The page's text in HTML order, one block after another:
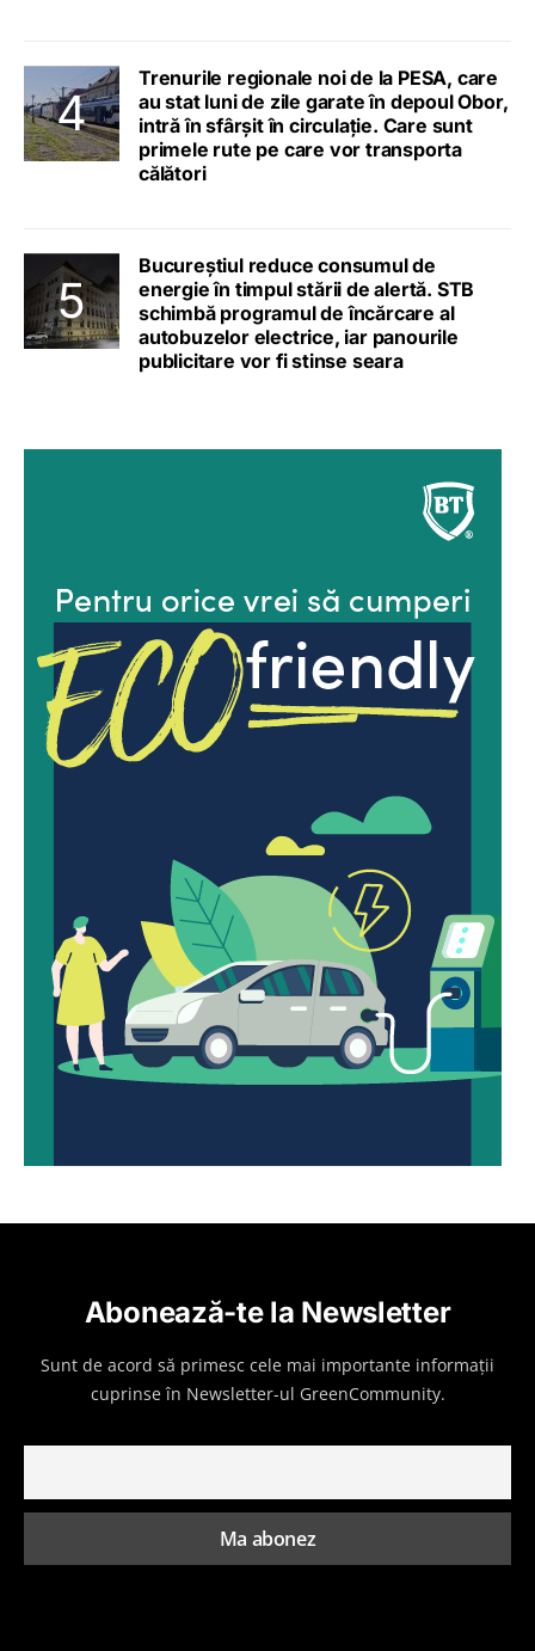
Trenurile regionale noi de la PESA, care
au stat luni de zile garate în depoul Obor,
intră în sfârșit în circulație. Care sunt
primele rute pe care vor transporta
călători
Bucureștiul reduce consumul de
energie în timpul stării de alertă. STB
schimbă programul de încărcare al
autobuzelor electrice, iar panourile
publicitare vor fi stinse seara
Abonează-te la Newsletter
Sunt de acord să primesc cele mai importante informații
cuprinse în Newsletter-ul GreenCommunity.